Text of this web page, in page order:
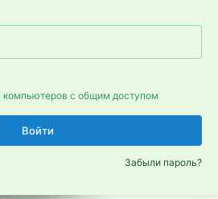
компьютеров с общим доступом
Войти
Забыли пароль?